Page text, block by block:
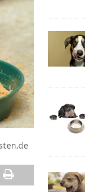
on dogblogger.net
bekommt nicht jeder
Tierwelt
im Alter –
Neueste
für ihre Welpen
DIES UND DAS